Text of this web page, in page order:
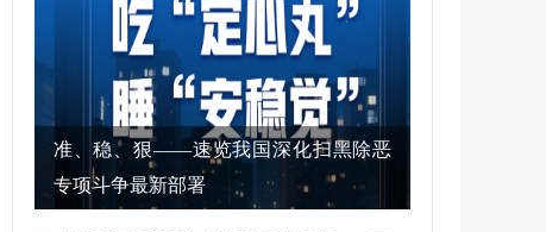
准、稳、狠——速览我国深化扫黑除恶
专项斗争最新部署